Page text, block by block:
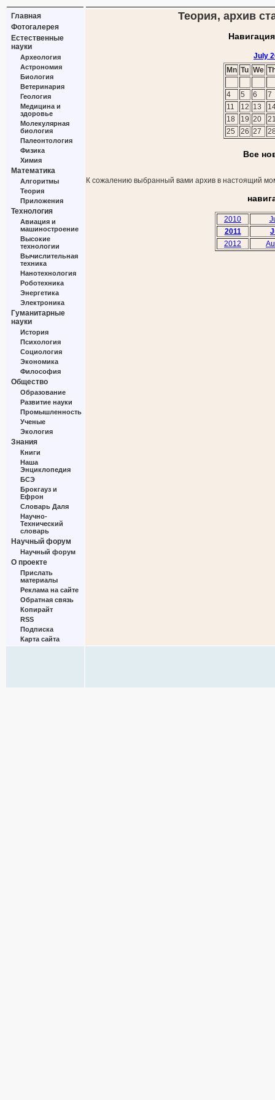
Главная
Фотогалерея
Естественные
науки
Археология
Астрономия
Биология
Ветеринария
Геология
Медицина и
здоровье
Молекулярная
биология
Палеонтология
Физика
Химия
Математика
Алгоритмы
Теория
Приложения
Технология
Авиация и
машиностроение
Высокие
технологии
Вычислительная
техника
Нанотехнология
Роботехника
Энергетика
Электроника
Гуманитарные
науки
История
Психология
Социология
Экономика
Философия
Общество
Образование
Развитие науки
Промышленность
Ученые
Экология
Знания
Книги
Наша
Энциклопедия
БСЭ
Брокгауз и
Ефрон
Словарь Даля
Научно-
Технический
словарь
Научный форум
Научный форум
О проекте
Прислать
материалы
Реклама на сайте
Обратная связь
Копирайт
RSS
Подписка
Карта сайта
Теория, архив
July
Mn Tu We
4 5 6
7
11
12 13
18
19 20
25
26 27
Все
К сожалению выбранный вами архив в настоящий
2010
2011
2012